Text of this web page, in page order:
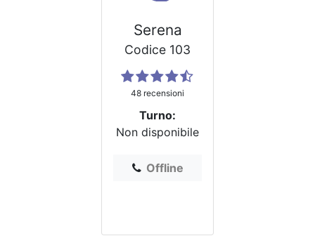
Serena
Codice 103
48 recensioni
Turno:
Non disponibile
Offline